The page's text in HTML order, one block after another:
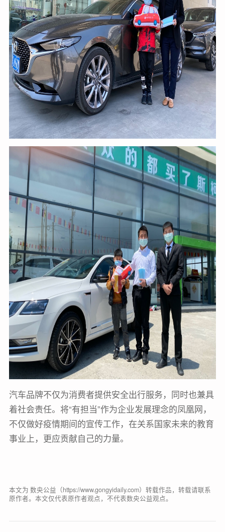
汽车品牌不仅为消费者提供安全出行服务，同时也兼具
着社会责任。将“有担当”作为企业发展理念的凤凰网，
不仅做好疫情期间的宣传工作，在关系国家未来的教育
事业上，更应贡献自己的力量。
本文为 数央公益（https://www.gongyidaily.com）转载作品，转载请联系
原作者。本文仅代表原作者观点，不代表数央公益观点。